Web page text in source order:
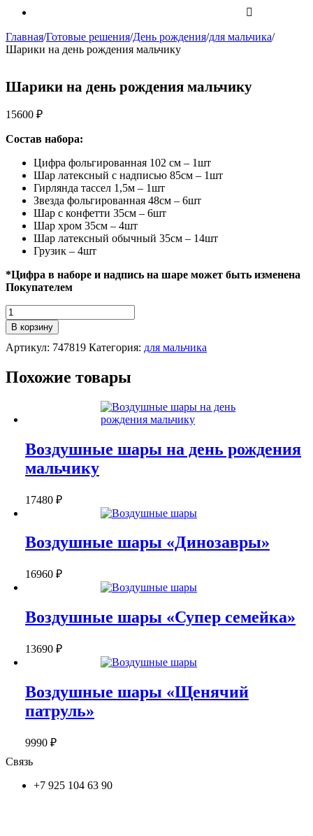
Главная/Готовые решения/День рождения/для мальчика/
Шарики на день рождения мальчику
Шарики на день рождения мальчику
15600 ₽
Состав набора:
Цифра фольгированная 102 см – 1шт
Шар латексный с надписью 85см – 1шт
Гирлянда тассел 1,5м – 1шт
Звезда фольгированная 48см – 6шт
Шар с конфетти 35см – 6шт
Шар хром 35см – 4шт
Шар латексный обычный 35см – 14шт
Грузик – 4шт
*Цифра в наборе и надпись на шаре может быть изменена
Покупателем
Количество
Шарики
на
день
мальчику
В корзину
Артикул: 747819 Категория: для мальчика
Похожие товары
Воздушные шары на день рождения
мальчику
17480 ₽
Воздушные шары «Динозавры»
16960 ₽
Воздушные шары «Супер семейка»
13690 ₽
Воздушные шары «Щенячий
патруль»
9990 ₽
Связь
+7 925 104 63 90